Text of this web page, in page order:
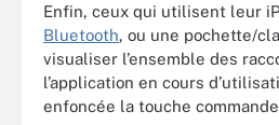
Enfin, ceux qui utilisent leur
Bluetooth, ou une pochette/
visualiser l’ensemble des
l’application en cours
enfoncée la touche